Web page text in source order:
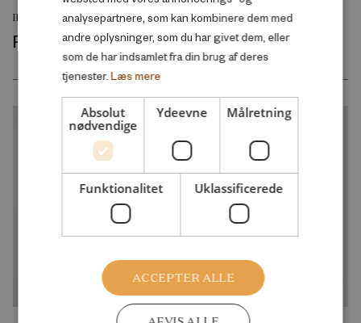
INITIATIV
Perspekt 2.0
analysepartnere, som kan kombinere dem med
andre oplysninger, som du har givet dem, eller
som de har indsamlet fra din brug af deres
tjenester. Læs mere
Absolut
nødvendige
Ydeevne Målretning
Funktionalitet Uklassificerede
ACCEPTER ALLE